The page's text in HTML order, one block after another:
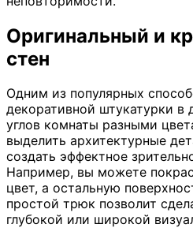
Оригинальный и
стен
Одним из популярных
декоративной штукатурки в
углов комнаты разными
выделить архитектурные
создать эффектное
Например, вы можете
цвет, а остальную
простой трюк позволит
глубокой или широкой